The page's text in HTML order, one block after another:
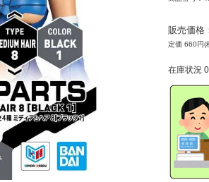
販売価格
定価 660円(
在庫状況